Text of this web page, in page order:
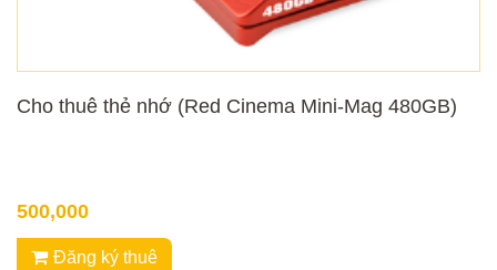
Cho thuê thẻ nhớ (Red Cinema Mini-Mag 480GB)
500,000
Đăng ký thuê